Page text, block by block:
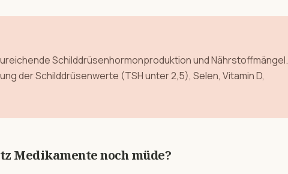
Schilddrüsenhormonproduktion und Nährstoffmängel.
der Schilddrüsenwerte (TSH unter 2,5), Selen, Vitamin D,
Medikamente noch müde?